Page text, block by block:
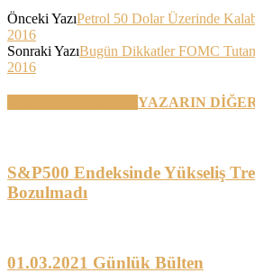
Önceki YazıPetrol 50 Dolar Üzerinde
2016
Sonraki YazıBugün Dikkatler FOMC
2016
YAZARIN
S&P500 Endeksinde Yükseliş
Bozulmadı
01.03.2021 Günlük Bülten